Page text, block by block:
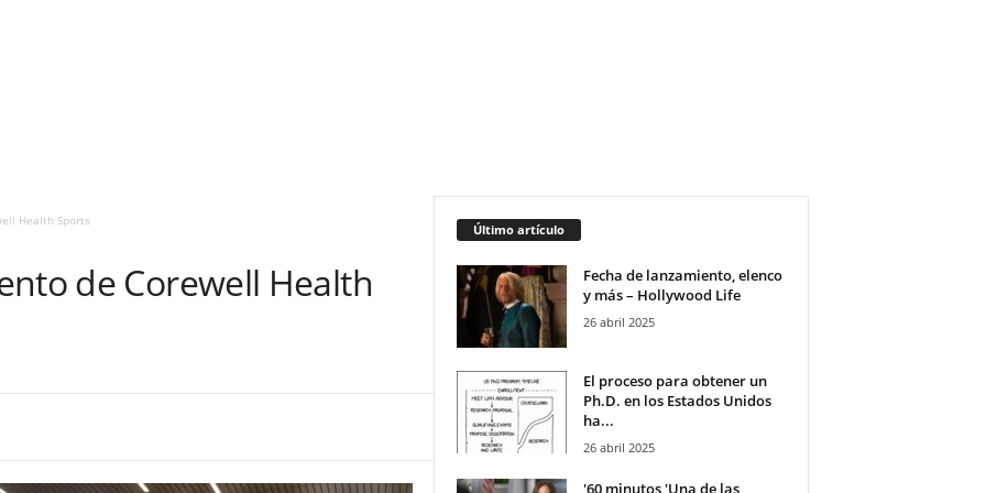
Health Sports
de Corewell Health
Último artículo
Fecha de lanzamiento, elenco
y más – Hollywood Life
26 abril 2025
El proceso para obtener un
Ph.D. en los Estados Unidos
ha...
26 abril 2025
'60 minutos 'Una de las